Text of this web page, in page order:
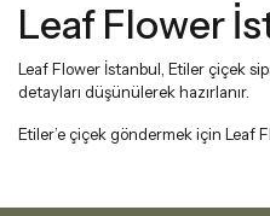
Leaf Flower
Leaf Flower İstanbul, Etiler çiçek
detayları düşünülerek hazırlanır.
Etiler’e çiçek göndermek için Leaf